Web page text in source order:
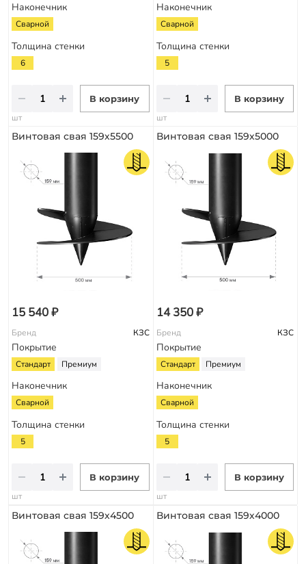
Наконечник
Сварной
Толщина стенки
6
В корзину
шт
Наконечник
Сварной
Толщина стенки
5
В корзину
шт
Винтовая свая 159х5500
15 540 ₽
Бренд КЗС
Покрытие
Стандарт Премиум
Наконечник
Сварной
Толщина стенки
5
В корзину
шт
Винтовая свая 159х5000
14 350 ₽
Бренд КЗС
Покрытие
Стандарт Премиум
Наконечник
Сварной
Толщина стенки
5
В корзину
шт
Винтовая свая 159х4500 Винтовая свая 159х4000